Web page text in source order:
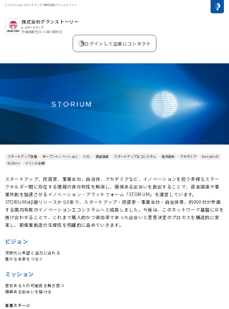
> スタートアップ>株式会社グランストーリー
株式会社グランストーリー
スタートアップ
東京都 2019年5月設立
ログインして企業にコンタクト
スタートアップ支援 オープンイノベーション CVC 資金調達 スタートアップエコシステム 地方創生 アカデミア
Deeptech
BizDev
イベント企画
スタートアップ、投資家、事業会社、自治体、アカデミアなど、イノベーションを担う多様なステー
クホルダー間に存在する情報の非対称性を解消し、価値ある出会いを創出することで、資金調達や事
業共創を加速させるイノベーション・プラットフォーム「STORIUM」を運営しています。
STORIUMはβ版リリースから5年で、スタートアップ・投資家・事業会社・自治体等、約900社が参画
する国内有数のイノベーションエコシステムへと成長しました。今後は、このネットワーク基盤にAIを
掛け合わせることで、これまで属人的かつ非効率であった出会いと意思決定のプロセスを構造的に変
革し、新産業創造の生産性を飛躍的に高めていきます。
ビジョン
次世代に希望と活力に溢れる
豊かな未来をつなぐ
ミッション
意志ある人の可能性を解き放つ
価値ある出会いを届ける
事業ステージ